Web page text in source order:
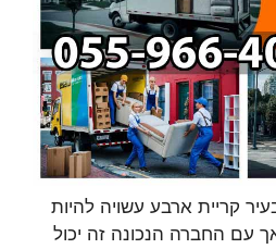
קריית ארבע עשויה להיות
עם החברה הנכונה זה יכול